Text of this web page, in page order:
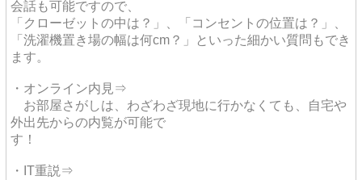
会話も可能ですので、
「クローゼットの中は？」、「コンセントの位置は？」、
「洗濯機置き場の幅は何cm？」といった細かい質問もでき
ます。
・オンライン内見⇒
お部屋さがしは、わざわざ現地に行かなくても、自宅や
外出先からの内覧が可能で
す！
・IT重説⇒